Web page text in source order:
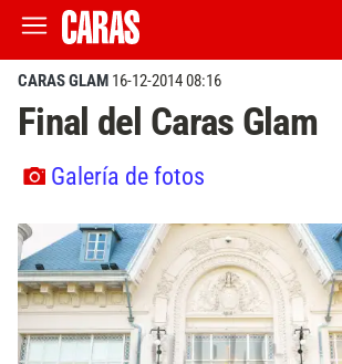
CARAS GLAM 16-12-2014 08:16
Final del Caras Glam
Galería de fotos